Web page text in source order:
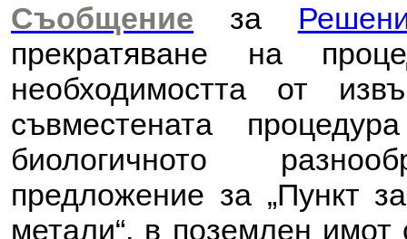
Съобщение за
прекратяване на
необходимостта от
съвместената
биологичното
предложение за „Пункт
метали“, в поземлен